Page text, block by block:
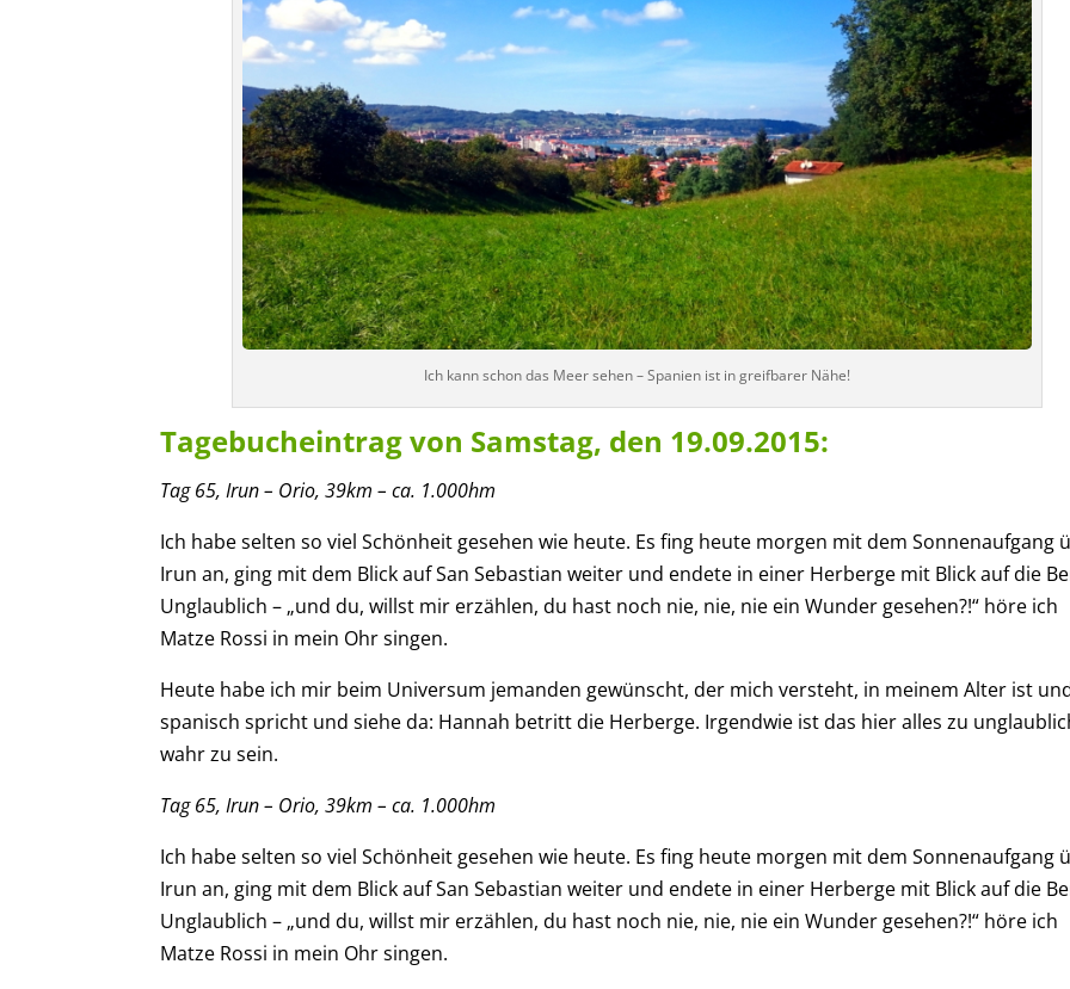
Ich kann schon das Meer sehen – Spanien ist in greifbarer Nähe!
Tagebucheintrag von Samstag, den 19.09.2015:
Tag65,Irun – Orio,39km – ca. 1.000hm
Ich habe selten so viel Schönheit gesehen wie heute. Es fing heute morgen mit dem Sonnenaufgang
Irun an, ging mit dem Blick auf San Sebastian weiter und endete in einer Herberge mit Blick auf die
Unglaublich – „und du, willst mir erzählen, du hast noch nie, nie, nie ein Wunder gesehen?!“ höre ich
Matze Rossi in mein Ohr singen.
Heute habe ich mir beim Universum jemanden gewünscht, der mich versteht, in meinem Alter ist
spanisch spricht und siehe da: Hannah betritt die Herberge. Irgendwie ist das hier alles zu
wahr zu sein.
Tag65,Irun – Orio,39km – ca. 1.000hm
Ich habe selten so viel Schönheit gesehen wie heute. Es fing heute morgen mit dem Sonnenaufgang
Irun an, ging mit dem Blick auf San Sebastian weiter und endete in einer Herberge mit Blick auf die
Unglaublich – „und du, willst mir erzählen, du hast noch nie, nie, nie ein Wunder gesehen?!“ höre ich
Matze Rossi in mein Ohr singen.